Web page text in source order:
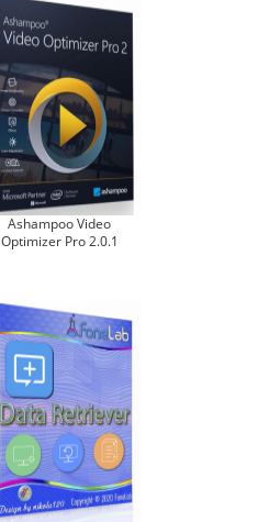
Ashampoo Video
Optimizer Pro 2.0.1